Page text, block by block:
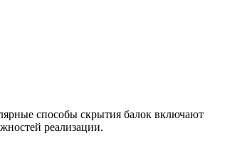
способы скрытия балок включают
реализации.